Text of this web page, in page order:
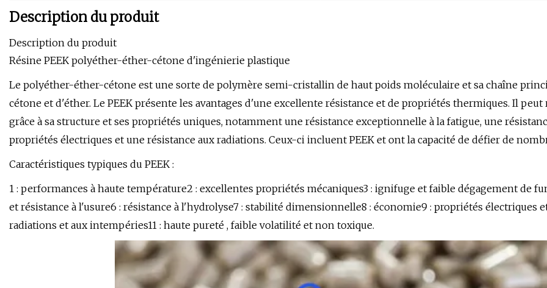
Description du produit
Description du produit
Résine PEEK polyéther-éther-cétone d'ingénierie plastique
Le polyéther-éther-cétone est une sorte de polymère semi-cristallin de haut poids moléculaire et sa chaîne
cétone et d'éther. Le PEEK présente les avantages d'une excellente résistance et de propriétés thermiques. Il
grâce à sa structure et ses propriétés uniques, notamment une résistance exceptionnelle à la fatigue, une
propriétés électriques et une résistance aux radiations. Ceux-ci incluent PEEK et ont la capacité de défier de
Caractéristiques typiques du PEEK :
1 : performances à haute température2 : excellentes propriétés mécaniques3 : ignifuge et faible dégagement de
et résistance à l'usure6 : résistance à l'hydrolyse7 : stabilité dimensionnelle8 : économie9 : propriétés électriques
radiations et aux intempéries11 : haute pureté , faible volatilité et non toxique.